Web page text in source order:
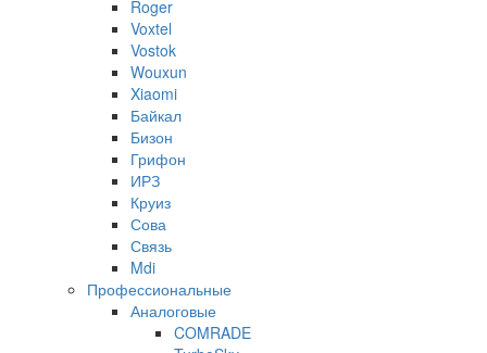
Roger
Voxtel
Vostok
Wouxun
Xiaomi
Байкал
Бизон
Грифон
ИРЗ
Круиз
Сова
Связь
Mdi
Профессиональные
Аналоговые
COMRADE